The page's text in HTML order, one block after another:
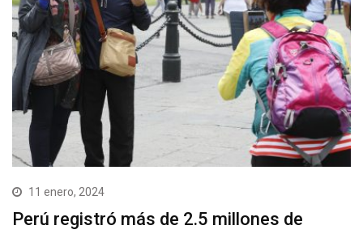
11 enero, 2024
Perú registró más de 2.5 millones de